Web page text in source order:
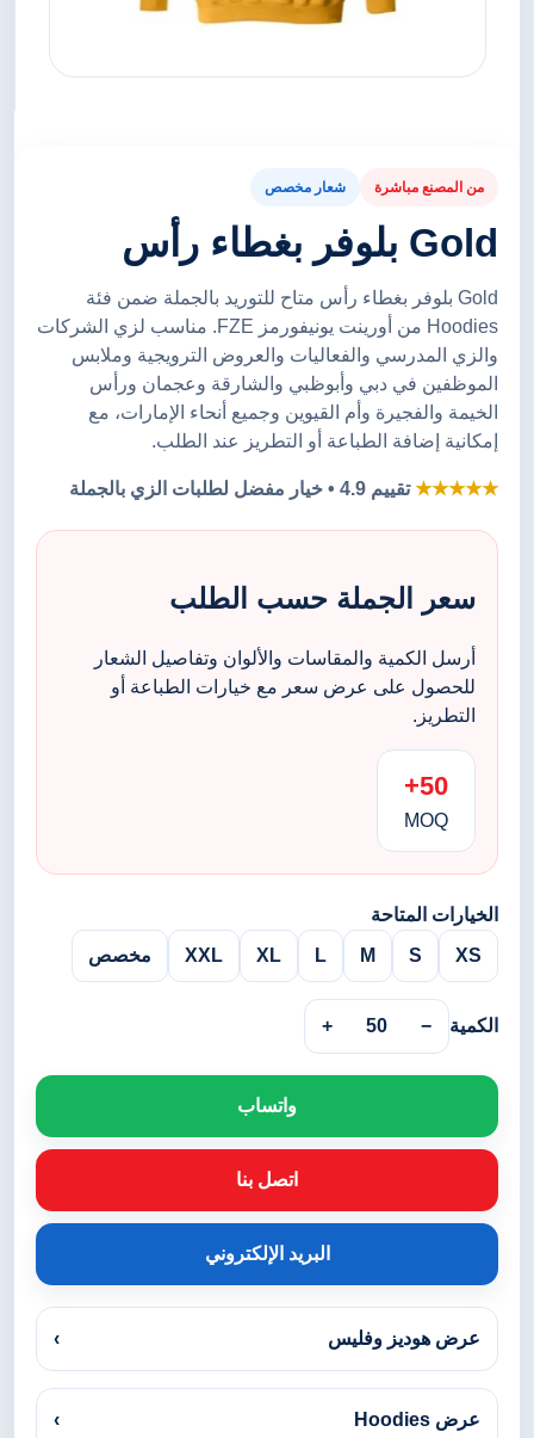
من المصنع مباشرة شعار مخصص
Gold بلوفر بغطاء رأس
Gold بلوفر بغطاء رأس متاح للتوريد بالجملة ضمن فئة
Hoodies من أورينت يونيفورمز FZE. مناسب لزي الشركات
والزي المدرسي والفعاليات والعروض الترويجية وملابس
الموظفين في دبي وأبوظبي والشارقة وعجمان ورأس
الخيمة والفجيرة وأم القيوين وجميع أنحاء الإمارات، مع
إمكانية إضافة الطباعة أو التطريز عند الطلب.
★★★★★تقييم 4.9 • خيار مفضل لطلبات الزي بالجملة
سعر الجملة حسب الطلب
أرسل الكمية والمقاسات والألوان وتفاصيل الشعار
للحصول على عرض سعر مع خيارات الطباعة أو
التطريز.
50+
MOQ
الخيارات المتاحة
XS
S
M
L
XL
XXL مخصص
الكمية −
50
+
واتساب
اتصل بنا
البريد الإلكتروني
عرض هوديز وفليس ›
عرض Hoodies ›